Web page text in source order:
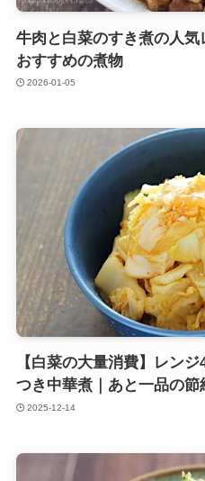
牛肉と白菜のすき煮の人
おすすめの煮物
2026-01-05
【白菜の大量消費】レン
つき中華煮｜あと一品の節
2025-12-14